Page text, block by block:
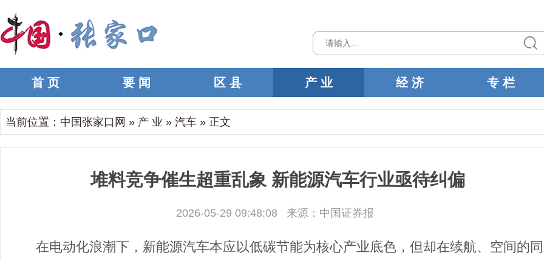
首 页 要 闻 区 县 产 业 经 济 专 栏
当前位置： 中国张家口网 » 产 业 » 汽车 » 正文
堆料竞争催生超重乱象 新能源汽车行业亟待纠偏
2026-05-29 09:48:08 来源：中国证券报
在电动化浪潮下，新能源汽车本应以低碳节能为核心产业底色，但却在续航、空间的同